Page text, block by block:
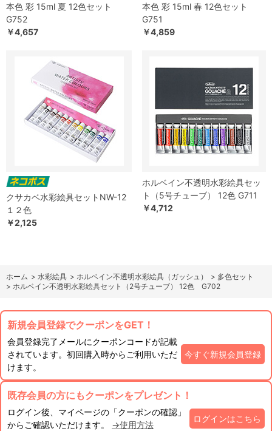
本色 彩 15ml 夏 12色セット
G752
￥4,657
本色 彩 15ml 春 12色セット
G751
￥4,859
クサカベ水彩絵具セットNW-12
１２色
￥2,125
ホルベイン不透明水彩絵具セッ
ト（5号チューブ） 12色 G711
￥4,712
ホーム > 水彩絵具 > ホルベイン不透明水彩絵具（ガッシュ） > 多色セット
> ホルベイン不透明水彩絵具セット（2号チューブ） 12色 G702
新規会員登録でクーポンをGET！
会員登録完了メールにクーポンコードが記載
されています。初回購入時からご利用いただ
けます。
今すぐ新規会員登録
既存会員の方にもクーポンをプレゼント！
ログイン後、マイページの「クーポンの確認」
からご確認いただけます。 →使用方法
ログインはこちら